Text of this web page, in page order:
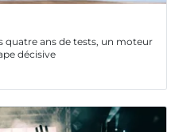
quatre ans de tests, un moteur
décisive